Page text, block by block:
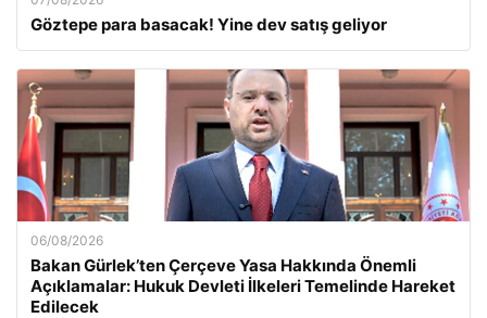
Göztepe para basacak! Yine dev satış geliyor
06/08/2026
Bakan Gürlek’ten Çerçeve Yasa Hakkında Önemli
Açıklamalar: Hukuk Devleti İlkeleri Temelinde Hareket
Edilecek